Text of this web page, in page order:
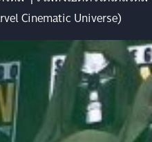
Cinematic Universe)